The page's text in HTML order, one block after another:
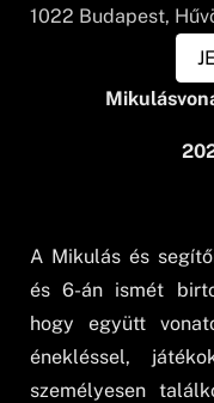
1022 Budapest,
A Mikulás és
és 6-án ismét
hogy együtt
énekléssel,
személyesen